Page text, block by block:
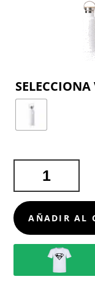
TÉRMICO
SUBLIMACIÓN
YING
CANTIDAD
AÑADIR AL